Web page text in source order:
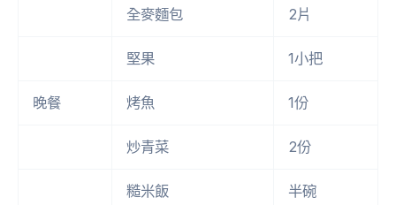
全麥麵包 2片
堅果 1小把
晚餐 烤魚 1份
炒青菜 2份
糙米飯 半碗